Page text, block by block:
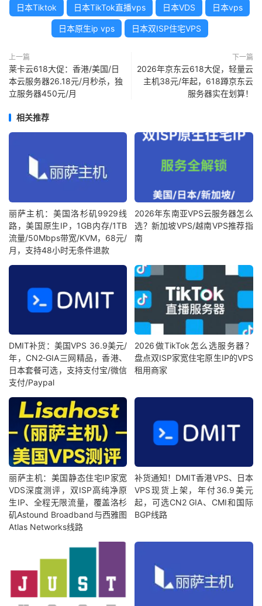
日本Tiktok 日本TikTok直播vps 日本VDS 日本vps
日本原生ip vps 日本双ISP住宅VPS
上一篇
莱卡云618大促：香港/美国/日
本云服务器26.18元/月秒杀，独
立服务器450元/月
下一篇
2026年京东云618大促，轻量云
主机38元/年起，618蹲京东云
服务器实在划算！
相关推荐
丽萨主机：美国洛杉矶9929线
路，美国原生IP，1GB内存/1TB
流量/50Mbps带宽/KVM，68元/
月，支持48小时无条件退款
2026年东南亚VPS云服务器怎么
选？新加坡VPS/越南VPS推荐指
南
DMIT补货：美国VPS 36.9美元/
年，CN2‑GIA三网精品，香港、
日本套餐可选，支持支付宝/微信
支付/Paypal
2026做TikTok怎么选服务器？
盘点双ISP家宽住宅原生IP的VPS
租用商家
丽萨主机：美国静态住宅IP家宽
VDS深度测评，双ISP高纯净原
生IP、全程无限流量，覆盖洛杉
矶Astound Broadband与西雅图
Atlas Networks线路
补货通知！DMIT香港VPS、日本
VPS现货上架，年付36.9美元
起，可选CN2 GIA、CMI和国际
BGP线路